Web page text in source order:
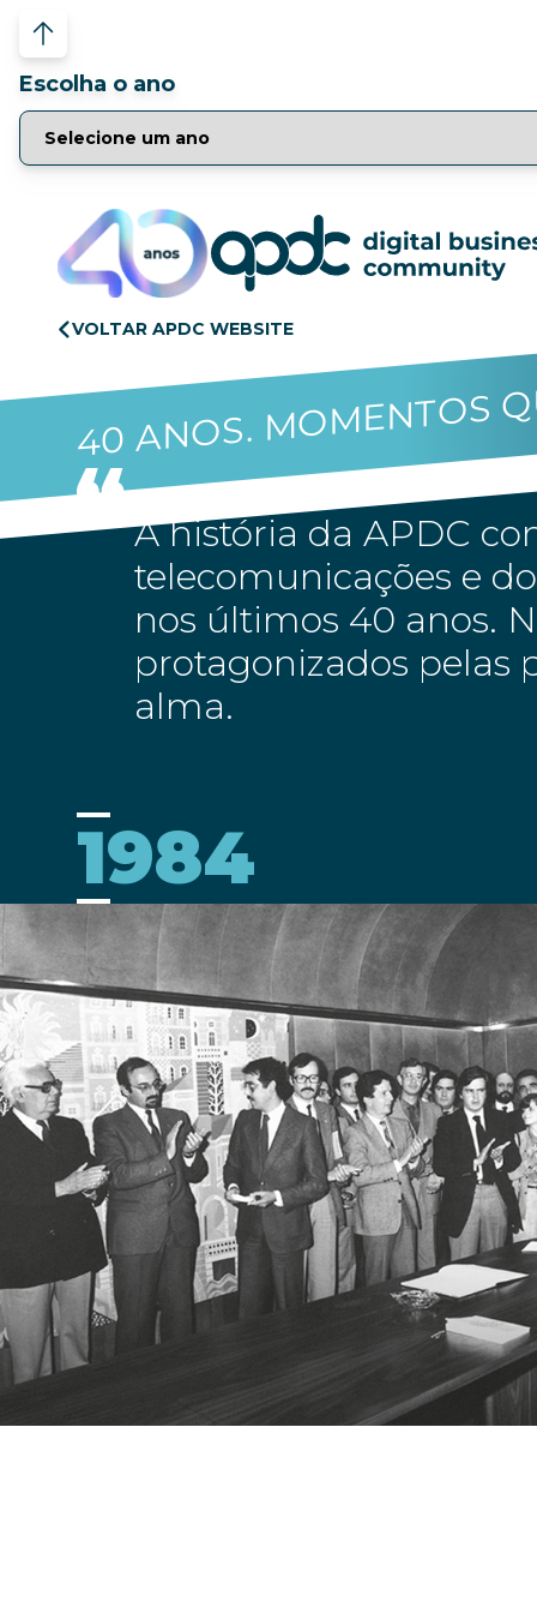
Escolha o ano
VOLTAR APDC WEBSITE
40 ANOS. MOMENTOS
A história da APDC
telecomunicações e
nos últimos 40 anos.
protagonizados pelas
alma.
1984